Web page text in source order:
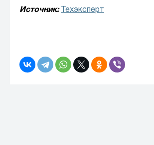
Источник: Техэксперт